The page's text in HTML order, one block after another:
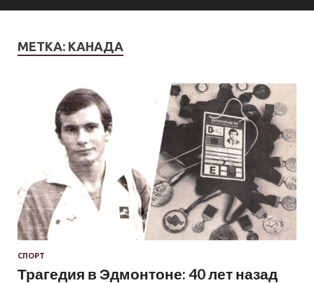
МЕТКА: КАНАДА
СПОРТ
Трагедия в Эдмонтоне: 40 лет назад